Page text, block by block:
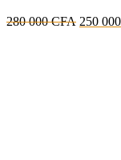
280 000CFA Le
250 000